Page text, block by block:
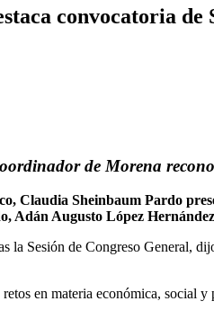
convocatoria
de Morena
Claudia Sheinbaum Pardo
Adán Augusto López
la Sesión de Congreso General,
en materia económica, social